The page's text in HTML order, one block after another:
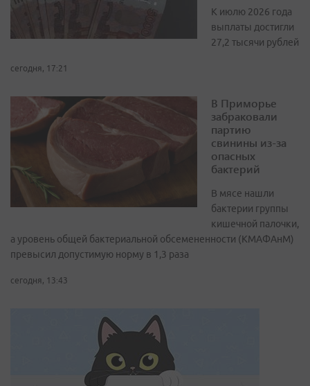
К июлю 2026 года
выплаты достигли
27,2 тысячи рублей
сегодня, 17:21
В Приморье
забраковали
партию
свинины из-за
опасных
бактерий
В мясе нашли
бактерии группы
кишечной палочки,
а уровень общей бактериальной обсемененности (КМАФАнМ)
превысил допустимую норму в 1,3 раза
сегодня, 13:43